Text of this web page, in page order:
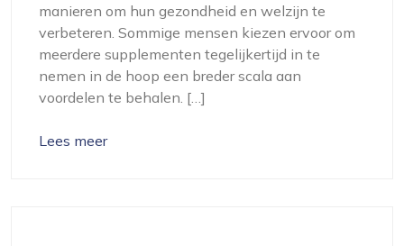
manieren om hun gezondheid en welzijn te
verbeteren. Sommige mensen kiezen ervoor om
meerdere supplementen tegelijkertijd in te
nemen in de hoop een breder scala aan
voordelen te behalen. […]
Lees meer